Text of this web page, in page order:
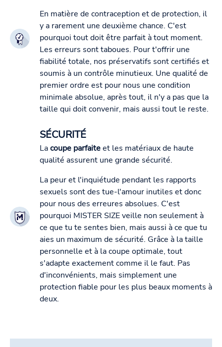
En matière de contraception et de protection, il
y a rarement une deuxième chance. C'est
pourquoi tout doit être parfait à tout moment.
Les erreurs sont taboues. Pour t'offrir une
fiabilité totale, nos préservatifs sont certifiés et
soumis à un contrôle minutieux. Une qualité de
premier ordre est pour nous une condition
minimale absolue, après tout, il n'y a pas que la
taille qui doit convenir, mais aussi tout le reste.
SÉCURITÉ
Lacoupe parfaiteet les matériaux de haute
qualité assurent une grande sécurité.
La peur et l'inquiétude pendant les rapports
sexuels sont des tue-l'amour inutiles et donc
pour nous des erreures absolues. C'est
pourquoi MISTER SIZE veille non seulement à
ce que tu te sentes bien, mais aussi à ce que tu
aies un maximum de sécurité. Grâce à la taille
personnelle et à la coupe optimale, tout
s'adapte exactement comme il le faut. Pas
d'inconvénients, mais simplement une
protection fiable pour les plus beaux moments à
deux.